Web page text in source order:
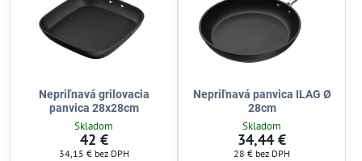
Nepriľnavá grilovacia
panvica 28x28cm
Skladom
42 €
34,15 € bez DPH
Nepriľnavá panvica ILAG Ø
28cm
Skladom
34,44 €
28 € bez DPH